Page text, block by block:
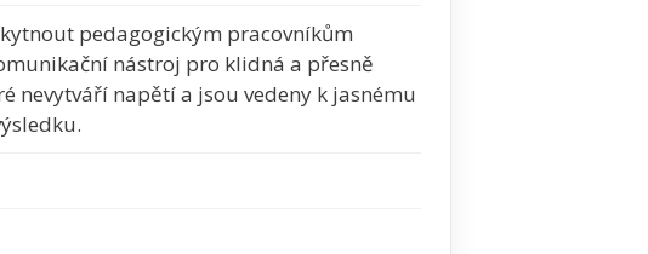
pedagogickým pracovníkům
nástroj pro klidná a přesně
nevytváří napětí a jsou vedeny k jasnému